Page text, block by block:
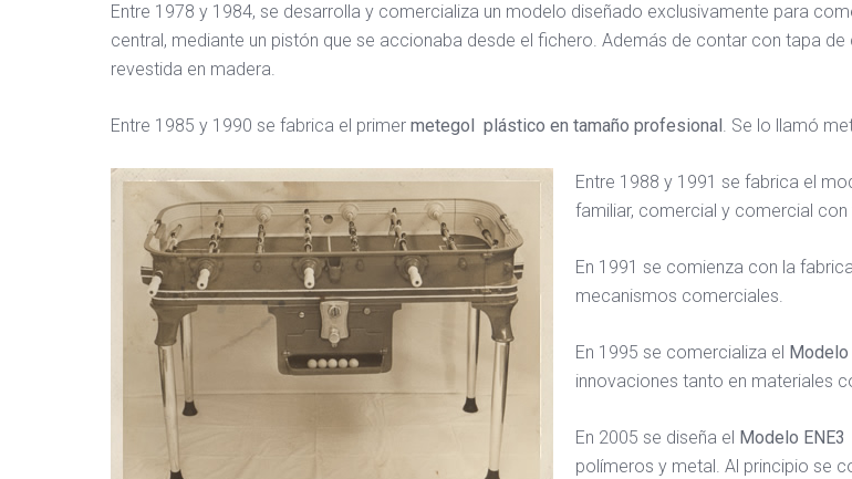
Entre 1978 y 1984, se desarrolla y comercializa un modelo diseñado exclusivamente para
central, mediante un pistón que se accionaba desde el fichero. Además de contar con tapa
revestida en madera.
Entre 1985 y 1990 se fabrica el primer metegol plástico en tamaño profesional . Se lo llamó
Entre 1988 y 1991 se fabrica el
familiar, comercial y comercial
En 1991 se comienza con la
mecanismos comerciales.
En 1995 se comercializa el Modelo
innovaciones tanto en materiales
En 2005 se diseña el Modelo ENE3
polímeros y metal. Al principio se